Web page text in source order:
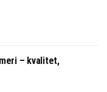
– kvalitet,